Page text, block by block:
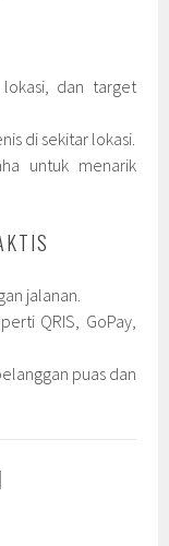
lokasi, dan target
di sekitar lokasi.
untuk menarik
jalanan.
QRIS, GoPay,
puas dan